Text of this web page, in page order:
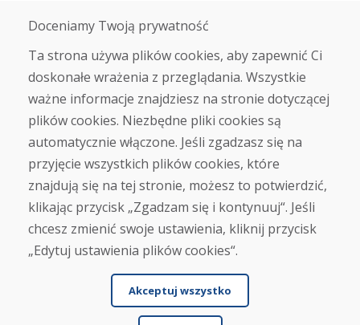
O nas
Sklep
Kontakt
Zakup
Sklep internetowy
Warunki handlowe
Transport
Zapłata
Skarga
Zwrot i wymiana towaru
Ochrona danych osobowych
Cookies
Doceniamy Twoją prywatność
Ta strona używa plików cookies, aby zapewnić Ci
doskonałe wrażenia z przeglądania. Wszystkie
ważne informacje znajdziesz na stronie dotyczącej
plików cookies. Niezbędne pliki cookies są
automatycznie włączone. Jeśli zgadzasz się na
przyjęcie wszystkich plików cookies, które
znajdują się na tej stronie, możesz to potwierdzić,
klikając przycisk „Zgadzam się i kontynuuj“. Jeśli
chcesz zmienić swoje ustawienia, kliknij przycisk
„Edytuj ustawienia plików cookies“.
Akceptuj wszystko